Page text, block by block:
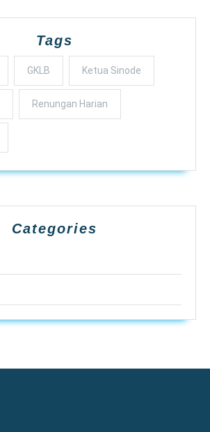
Tags
GKLB Ketua Sinode
Renungan Harian
Categories